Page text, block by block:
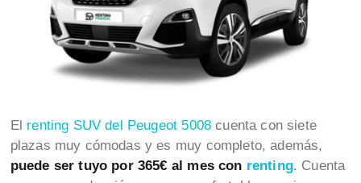
El renting SUV del Peugeot 5008 cuenta con siete
plazas muy cómodas y es muy completo, además,
puede ser tuyo por 365€ al mes con renting. Cuenta